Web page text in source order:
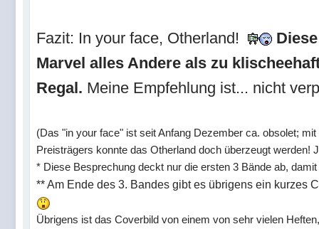
Fazit: In your face, Otherland!
Marvel alles Andere als zu
Regal. Meine Empfehlung ist... nicht
(Das "in your face" ist seit Anfang Dezember ca. obsolet;
Preisträgers konnte das Otherland doch überzeugt werden!
* Diese Besprechung deckt nur die ersten 3 Bände ab,
** Am Ende des 3. Bandes gibt es übrigens ein kurzes
Übrigens ist das Coverbild von einem von sehr vielen